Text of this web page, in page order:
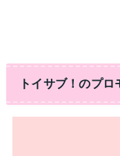
トイサブ！のプ